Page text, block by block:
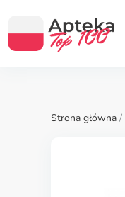
Strona główna /